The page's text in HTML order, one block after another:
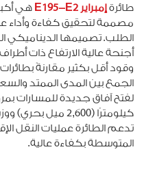
طائرةإمبراير E195-E2
مصممة لتحقيق كفاءة وأداء
الطلب. تصميمها الديناميكي
أجنحة عالية الارتفاع ذات
تدعم الطائرة عمليات النقل
المتوسطة بكفاءة عالية.